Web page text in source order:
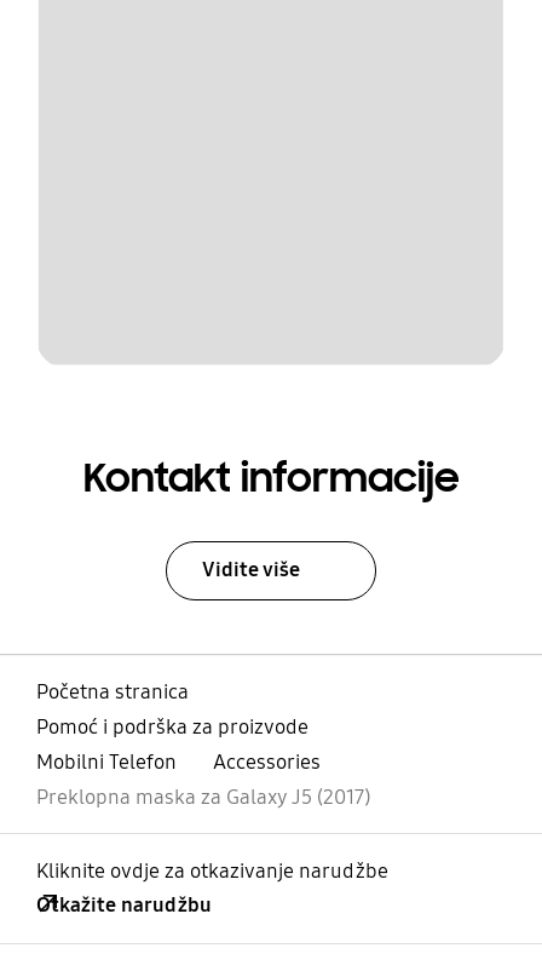
Kontakt informacije
Vidite više
Početna stranica
Pomoć i podrška za proizvode
Mobilni Telefon
Accessories
Preklopna maska za Galaxy J5 (2017)
Kliknite ovdje za otkazivanje narudžbe
Otkažite narudžbu